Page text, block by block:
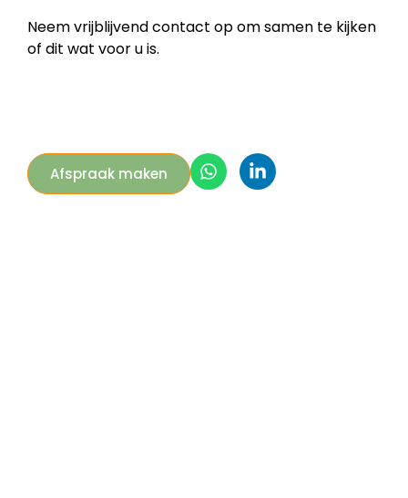
Neem vrijblijvend contact op om samen te kijken
of dit wat voor u is.
Afspraak maken